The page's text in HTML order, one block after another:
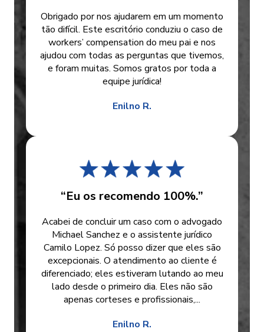
Obrigado por nos ajudarem em um momento
tão difícil. Este escritório conduziu o caso de
workers’ compensation do meu pai e nos
ajudou com todas as perguntas que tivemos,
e foram muitas. Somos gratos por toda a
equipe jurídica!
Enilno R.
“Eu os recomendo 100%.”
Acabei de concluir um caso com o advogado
Michael Sanchez e o assistente jurídico
Camilo Lopez. Só posso dizer que eles são
excepcionais. O atendimento ao cliente é
diferenciado; eles estiveram lutando ao meu
lado desde o primeiro dia. Eles não são
apenas corteses e profissionais,...
Enilno R.